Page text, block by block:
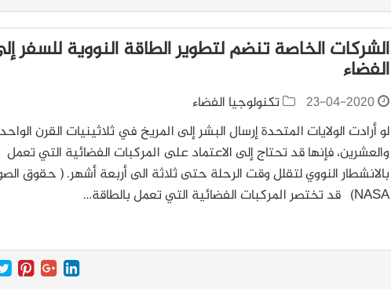
الشركات الخاصة تنضم لتطوير الطاقة النووية للسفر
الفضاء
23-04-2020
تكنولوجيا الفضاء
لو أرادت الولايات المتحدة إرسال البشر إلى المريخ في ثلاثينيات القرن الواحد
والعشرين، فإنها قد تحتاج إلى الاعتماد على المركبات الفضائية التي تعمل
بالانشطار النووي لتقلل وقت الرحلة حتى ثلاثة الى أربعة أشهر. ( حقوق
NASA) قد تختصر المركبات الفضائية التي تعمل بالطاقة…